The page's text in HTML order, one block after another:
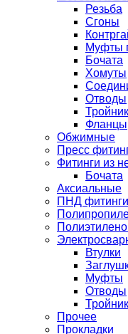
Резьба
Сгоны
Муфты
Бочата
Хомуты
Отводы
Фланцы
Обжимные
Пресс
Фитинги из
Бочата
Аксиальные
ПНД
Втулки
Муфты
Отводы
Прочее
Прокладки